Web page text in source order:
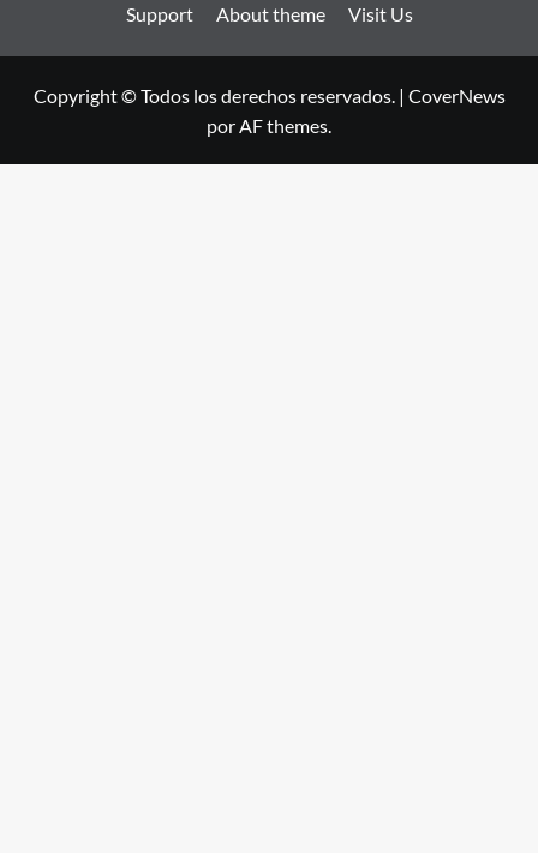
Support About theme Visit Us
Copyright © Todos los derechos reservados. | CoverNews
por AF themes.